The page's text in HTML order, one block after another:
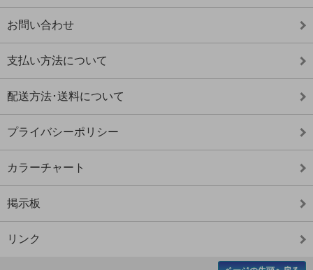
お問い合わせ
支払い方法について
配送方法･送料について
プライバシーポリシー
カラーチャート
掲示板
リンク